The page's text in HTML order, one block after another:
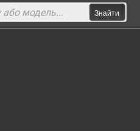
Знайти